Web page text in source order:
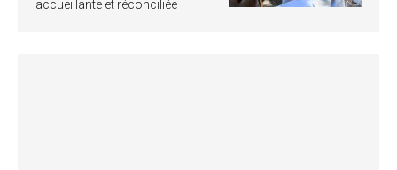
accueillante et réconciliée